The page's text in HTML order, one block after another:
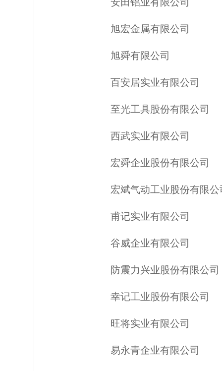
旭宏金属有限公司
旭舜有限公司
百安居实业有限公司
至光工具股份有限公司
西武实业有限公司
宏舜企业股份有限公司
宏斌气动工业股份有限公
甫记实业有限公司
谷威企业有限公司
防震力兴业股份有限公司
幸记工业股份有限公司
旺将实业有限公司
易永青企业有限公司